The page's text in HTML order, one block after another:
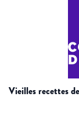
vieilles recettes